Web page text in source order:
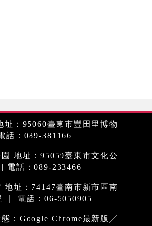
址：95060臺東市豐田里博物
話：089-381166
地址：95059臺東市文化公
| 電話：089-233466
地址：74147臺南市新市區南
｜ 電話：06-5050905
態：Google Chrome最新版╱